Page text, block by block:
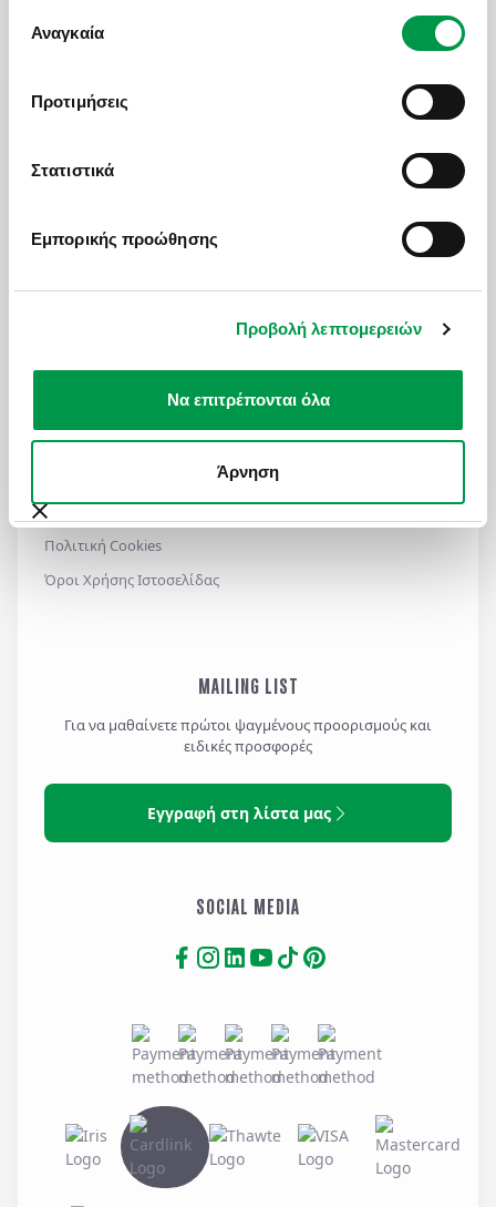
χρήση των υπηρεσιών τους.
συγκατάθεσης
Αναγκαία
Προτιμήσεις
Στατιστικά
Εμπορικής προώθησης
Προβολή λεπτομερειών
Να επιτρέπονται όλα
Άρνηση
Δευ - Παρ: 09:00 με 18:30
Ασφαλιστικές Καλύψεις
Manessis Travel Protection
Τα Έντυπά Μας
Γενικοί Όροι Συμμετοχής
Πολιτική Cookies
Όροι Χρήσης Ιστοσελίδας
MAILING LIST
Για να μαθαίνετε πρώτοι ψαγμένους προορισμούς και
ειδικές προσφορές
Εγγραφή στη λίστα μας
SOCIAL MEDIA